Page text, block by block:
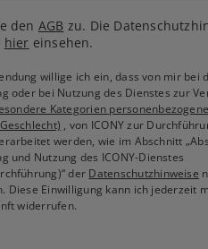
den AGB zu. Die
hier einsehen.
willige ich ein, dass von mir bei
oder bei Nutzung des Dienstes zur
Kategorien
, von ICONY zur
werden, wie im Abschnitt
und Nutzung des ICONY-Dienstes
der Datenschutzhinweise
Diese Einwilligung kann ich jederzeit
widerrufen.